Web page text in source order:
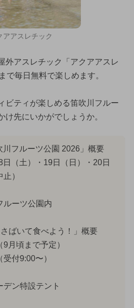
アアスレチック
外アスレチック「アクアアスレ
で毎日無料で楽しめます。
ビティが楽しめる笛吹川フルー
け先にいかがでしょうか。
フルーツ公園 2026」概要
（土）・19日（日）・20日
）
ルーツ公園内
ばいて食べよう！」概要
月頃まで予定）
付9:00〜）
ン特設テント